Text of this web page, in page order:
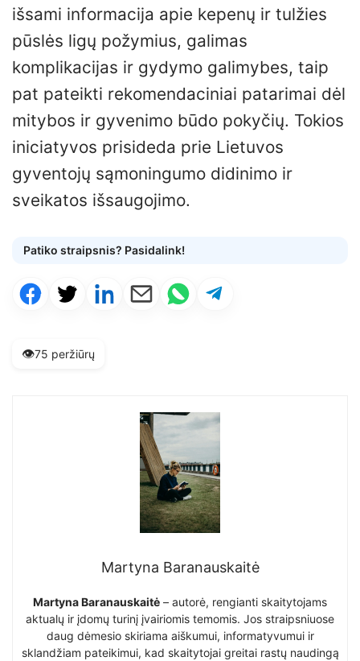
išsami informacija apie kepenų ir tulžies
pūslės ligų požymius, galimas
komplikacijas ir gydymo galimybes, taip
pat pateikti rekomendaciniai patarimai dėl
mitybos ir gyvenimo būdo pokyčių. Tokios
iniciatyvos prisideda prie Lietuvos
gyventojų sąmoningumo didinimo ir
sveikatos išsaugojimo.
Patiko straipsnis? Pasidalink!
👁️75 peržiūrų
Martyna Baranauskaitė
Martyna Baranauskaitė – autorė, rengianti skaitytojams
aktualų ir įdomų turinį įvairiomis temomis. Jos straipsniuose
daug dėmesio skiriama aiškumui, informatyvumui ir
sklandžiam pateikimui, kad skaitytojai greitai rastų naudingą